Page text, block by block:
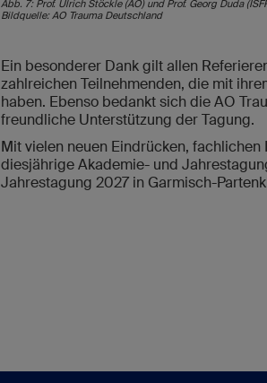
Abb. 7: Prof. Ulrich Stöckle (AO) und Prof. Georg Duda
Bildquelle: AO Trauma Deutschland
Ein besonderer Dank gilt allen
zahlreichen Teilnehmenden, die mit
haben. Ebenso bedankt sich die AO
freundliche Unterstützung der Tagung.
Mit vielen neuen Eindrücken,
diesjährige Akademie- und
Jahrestagung 2027 in Garmisch-